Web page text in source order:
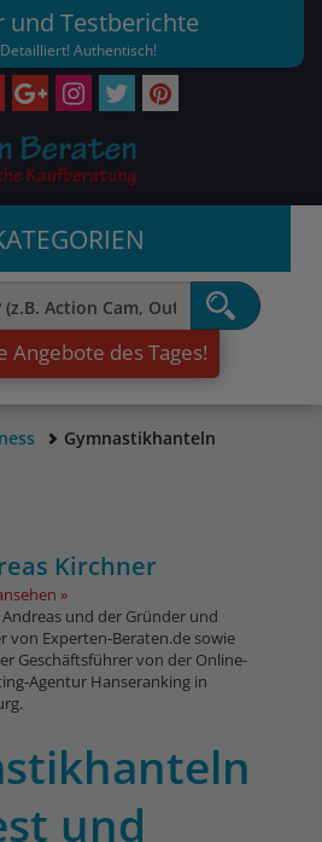
und Testberichte
Authentisch!
Angebote des Tages!
Gymnastikhanteln
Kirchner
und der Gründer und
von Experten-Beraten.de sowie
Geschäftsführer von der Online-
Agentur Hanseranking in
und